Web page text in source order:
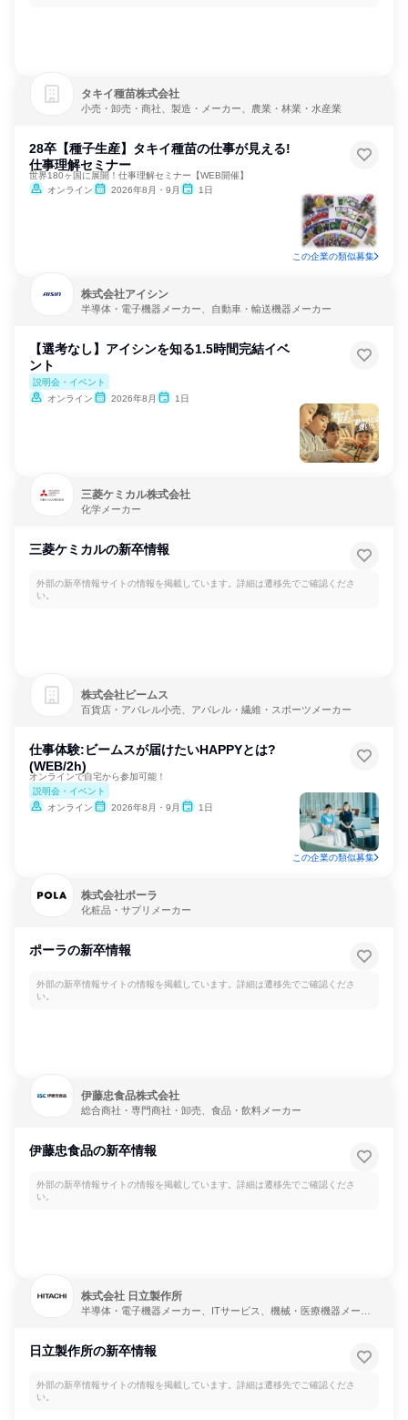
タキイ種苗株式会社
小売・卸売・商社、製造・メーカー、農業・林業・水産業
28卒【種子生産】タキイ種苗の仕事が見える!
仕事理解セミナー
世界180ヶ国に展開！仕事理解セミナー【WEB開催】
オンライン
2026年8月・9月 1日
この企業の類似募集
株式会社アイシン
半導体・電子機器メーカー、自動車・輸送機器メーカー
【選考なし】アイシンを知る1.5時間完結イベ
ント
説明会・イベント
オンライン
2026年8月 1日
三菱ケミカル株式会社
化学メーカー
三菱ケミカルの新卒情報
外部の新卒情報サイトの情報を掲載しています。詳細は遷移先でご確認くださ
い。
株式会社ビームス
百貨店・アパレル小売、アパレル・繊維・スポーツメーカー
仕事体験:ビームスが届けたいHAPPYとは?
(WEB/2h)
オンラインで自宅から参加可能！
説明会・イベント
オンライン
2026年8月・9月 1日
この企業の類似募集
株式会社ポーラ
化粧品・サプリメーカー
ポーラの新卒情報
外部の新卒情報サイトの情報を掲載しています。詳細は遷移先でご確認くださ
い。
伊藤忠食品株式会社
総合商社・専門商社・卸売、食品・飲料メーカー
伊藤忠食品の新卒情報
外部の新卒情報サイトの情報を掲載しています。詳細は遷移先でご確認くださ
い。
株式会社 日立製作所
半導体・電子機器メーカー、ITサービス、機械・医療機器メーカ
日立製作所の新卒情報
外部の新卒情報サイトの情報を掲載しています。詳細は遷移先でご確認くださ
い。